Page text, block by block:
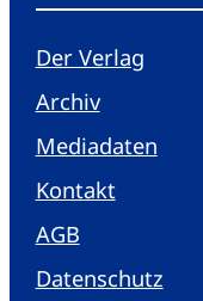
Der Verlag
Archiv
Mediadaten
Kontakt
AGB
Datenschutz